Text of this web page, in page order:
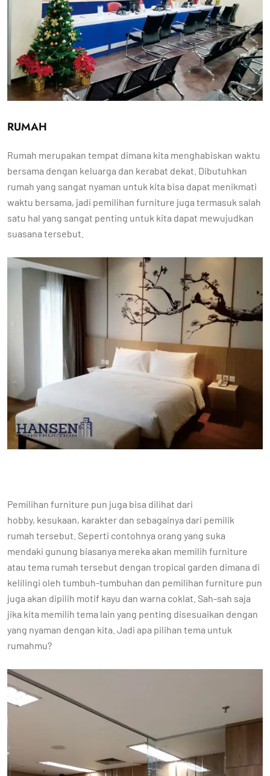
RUMAH
Rumah merupakan tempat dimana kita menghabiskan waktu
bersama dengan keluarga dan kerabat dekat. Dibutuhkan
rumah yang sangat nyaman untuk kita bisa dapat menikmati
waktu bersama, jadi pemilihan furniture juga termasuk salah
satu hal yang sangat penting untuk kita dapat mewujudkan
suasana tersebut.
Pemilihan furniture pun juga bisa dilihat dari
hobby, kesukaan, karakter dan sebagainya dari pemilik
rumah tersebut. Seperti contohnya orang yang suka
mendaki gunung biasanya mereka akan memilih furniture
atau tema rumah tersebut dengan tropical garden dimana di
kelilingi oleh tumbuh-tumbuhan dan pemilihan furniture pun
juga akan dipilih motif kayu dan warna coklat. Sah-sah saja
jika kita memilih tema lain yang penting disesuaikan dengan
yang nyaman dengan kita. Jadi apa pilihan tema untuk
rumahmu?